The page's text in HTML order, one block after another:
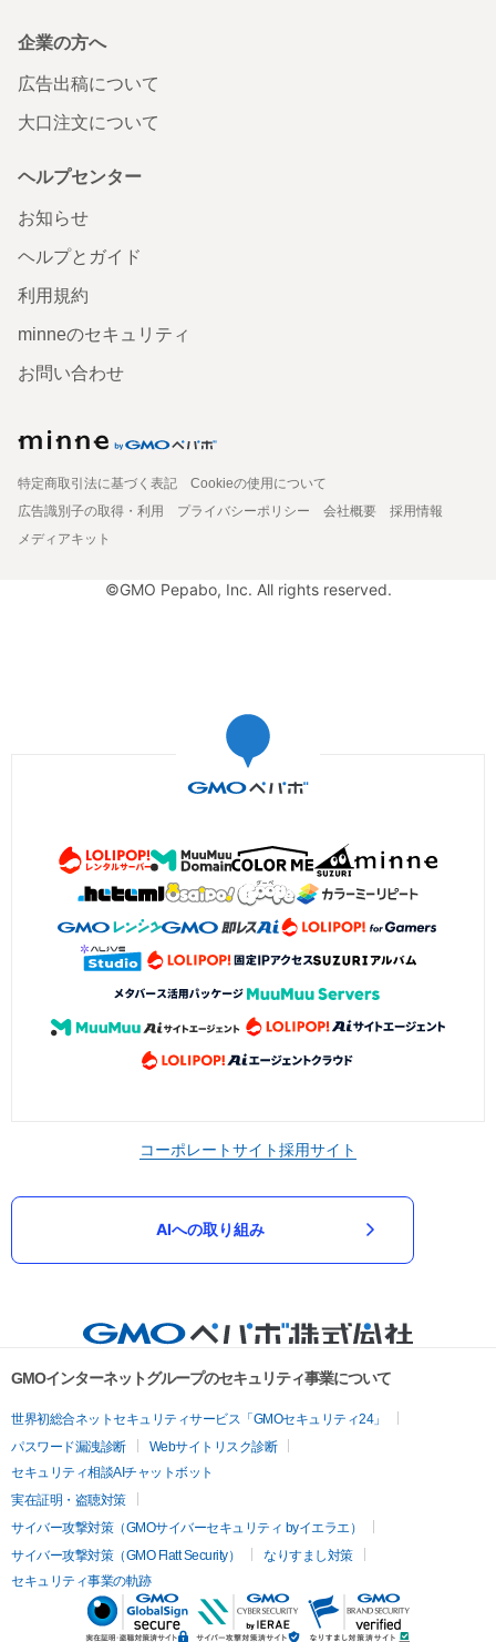
企業の方へ
広告出稿について
大口注文について
ヘルプセンター
お知らせ
ヘルプとガイド
利用規約
minneのセキュリティ
お問い合わせ
特定商取引法に基づく表記
Cookieの使用について
広告識別子の取得・利用
プライバシーポリシー 会社概要
採用情報
メディアキット
©GMO Pepabo, Inc. All rights reserved.
コーポレートサイト採用サイト
AIへの取り組み
GMOインターネットグループのセキュリティ事業について
世界初総合ネットセキュリティサービス「GMOセキュリティ24」
パスワード漏洩診断
Webサイトリスク診断
セキュリティ相談AIチャットボット
実在証明・盗聴対策
サイバー攻撃対策（GMOサイバーセキュリティ byイエラエ）
サイバー攻撃対策（GMO Flatt Security）
なりすまし対策
セキュリティ事業の軌跡